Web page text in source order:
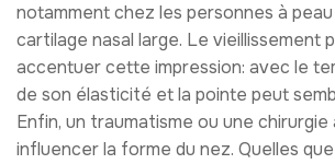
notamment chez les personnes à
cartilage nasal large. Le vieillissement
accentuer cette impression: avec le
de son élasticité et la pointe peut
Enfin, un traumatisme ou une
influencer la forme du nez. Quelles